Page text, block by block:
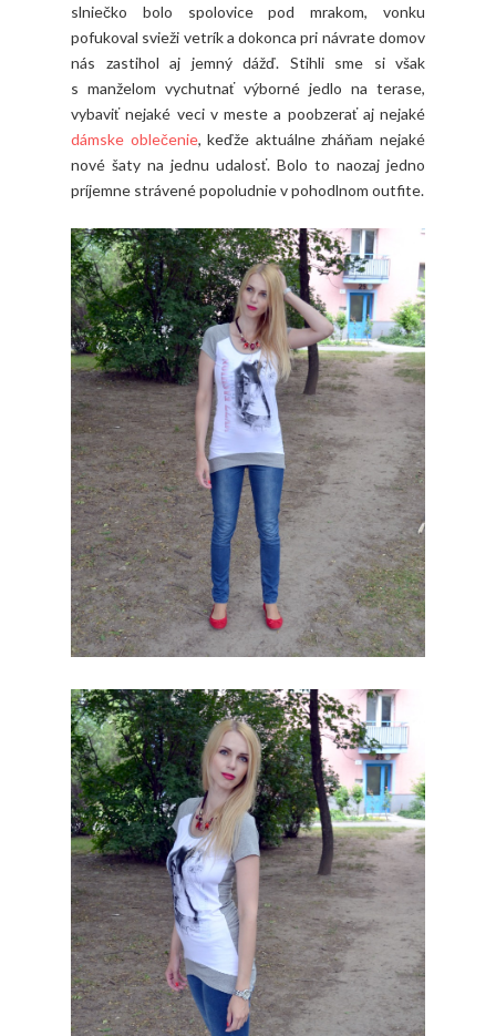
slniečko bolo spolovice pod mrakom, vonku
pofukoval svieži vetrík a dokonca pri návrate domov
nás zastihol aj jemný dážď. Stihli sme si však
s manželom vychutnať výborné jedlo na terase,
vybaviť nejaké veci v meste a poobzerať aj nejaké
dámske oblečenie, keďže aktuálne zháňam nejaké
nové šaty na jednu udalosť. Bolo to naozaj jedno
príjemne strávené popoludnie v pohodlnom outfite.